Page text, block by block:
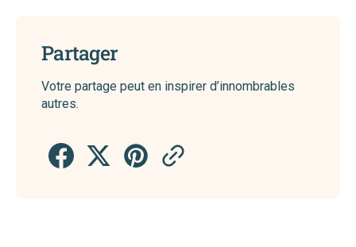
Partager
Votre partage peut en inspirer d’innombrables
autres.